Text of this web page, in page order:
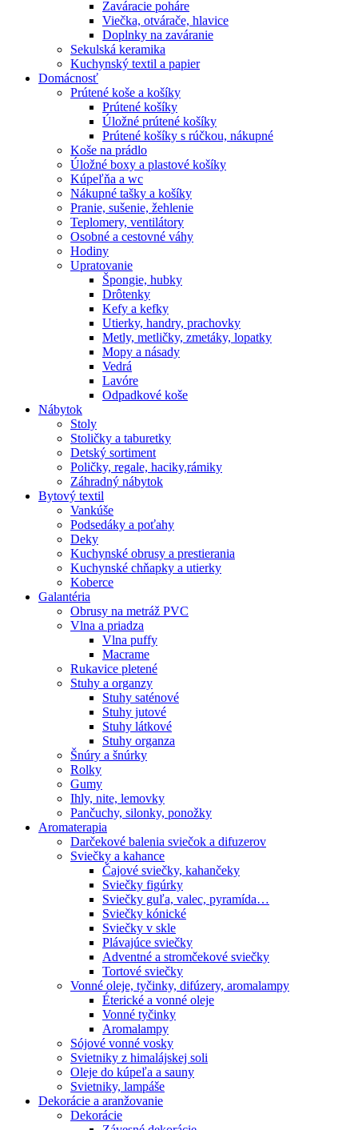
Zaváracie poháre
Viečka, otvárače, hlavice
Doplnky na zaváranie
Sekulská keramika
Kuchynský textil a papier
Domácnosť
Prútené koše a košíky
Prútené košíky
Úložné prútené košíky
Prútené košíky s rúčkou, nákupné
Koše na prádlo
Úložné boxy a plastové košíky
Kúpeľňa a wc
Nákupné tašky a košíky
Pranie, sušenie, žehlenie
Teplomery, ventilátory
Osobné a cestovné váhy
Hodiny
Upratovanie
Špongie, hubky
Drôtenky
Kefy a kefky
Utierky, handry, prachovky
Metly, metličky, zmetáky, lopatky
Mopy a násady
Vedrá
Lavóre
Odpadkové koše
Nábytok
Stoly
Stoličky a taburetky
Detský sortiment
Poličky, regale, haciky,rámiky
Záhradný nábytok
Bytový textil
Vankúše
Podsedáky a poťahy
Deky
Kuchynské obrusy a prestierania
Kuchynské chňapky a utierky
Koberce
Galantéria
Obrusy na metráž PVC
Vlna a priadza
Vlna puffy
Macrame
Rukavice pletené
Stuhy a organzy
Stuhy saténové
Stuhy jutové
Stuhy látkové
Stuhy organza
Šnúry a šnúrky
Rolky
Gumy
Ihly, nite, lemovky
Pančuchy, silonky, ponožky
Aromaterapia
Darčekové balenia sviečok a difuzerov
Sviečky a kahance
Čajové sviečky, kahančeky
Sviečky figúrky
Sviečky guľa, valec, pyramída…
Sviečky kónické
Sviečky v skle
Plávajúce sviečky
Adventné a stromčekové sviečky
Tortové sviečky
Vonné oleje, tyčinky, difúzery, aromalampy
Éterické a vonné oleje
Vonné tyčinky
Aromalampy
Sójové vonné vosky
Svietniky z himalájskej soli
Oleje do kúpeľa a sauny
Svietniky, lampáše
Dekorácie a aranžovanie
Dekorácie